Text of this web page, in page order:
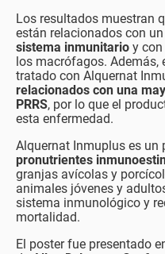
Los resultados muestran
están relacionados con un
sistema inmunitario y
los macrófagos. Además,
tratado con Alquernat
relacionados con una
PRRS, por lo que el
esta enfermedad.
Alquernat Inmuplus es un
pronutrientes
granjas avícolas y
animales jóvenes y
sistema inmunológico y
mortalidad.
El poster fue presentado